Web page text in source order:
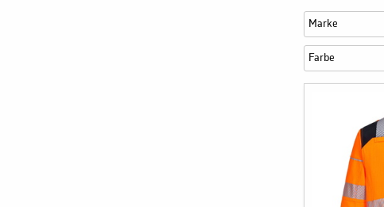
Marke
Farbe